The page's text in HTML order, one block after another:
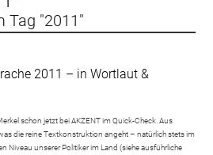
Tag "2011"
2011 – in Wortlaut &
schon jetzt bei AKZENT im Quick-Check. Aus
die reine Textkonstruktion angeht – natürlich stets im
Niveau unserer Politiker im Land (siehe ausführliche